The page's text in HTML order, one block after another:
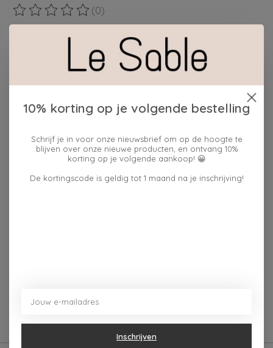
De beoordeling van dit product is
(0)
Toevoegen aan winkelwagen
Plaats bestelling
beoordelingen
10% korting op je volgende bestelling
Schrijf je in voor onze nieuwsbrief om op de hoogte te
blijven over onze nieuwe producten, en ontvang 10%
korting op je volgende aankoop! 😀
De kortingscode is geldig tot 1 maand na je inschrijving!
Inschrijven